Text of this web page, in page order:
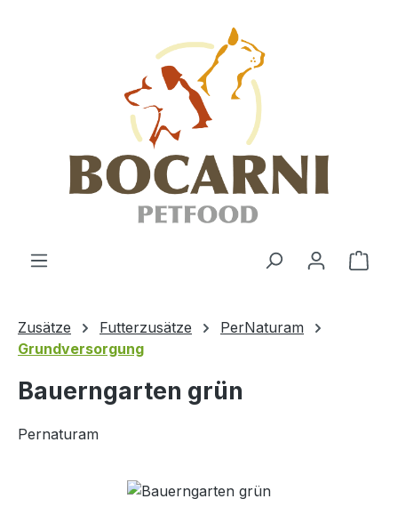
Zusätze Futterzusätze
PerNaturam
Grundversorgung
Bauerngarten grün
Pernaturam
Bildergalerie überspringen